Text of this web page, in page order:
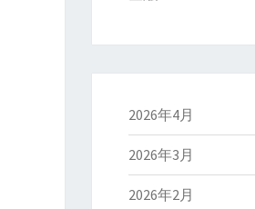
2026年4月
2026年3月
2026年2月